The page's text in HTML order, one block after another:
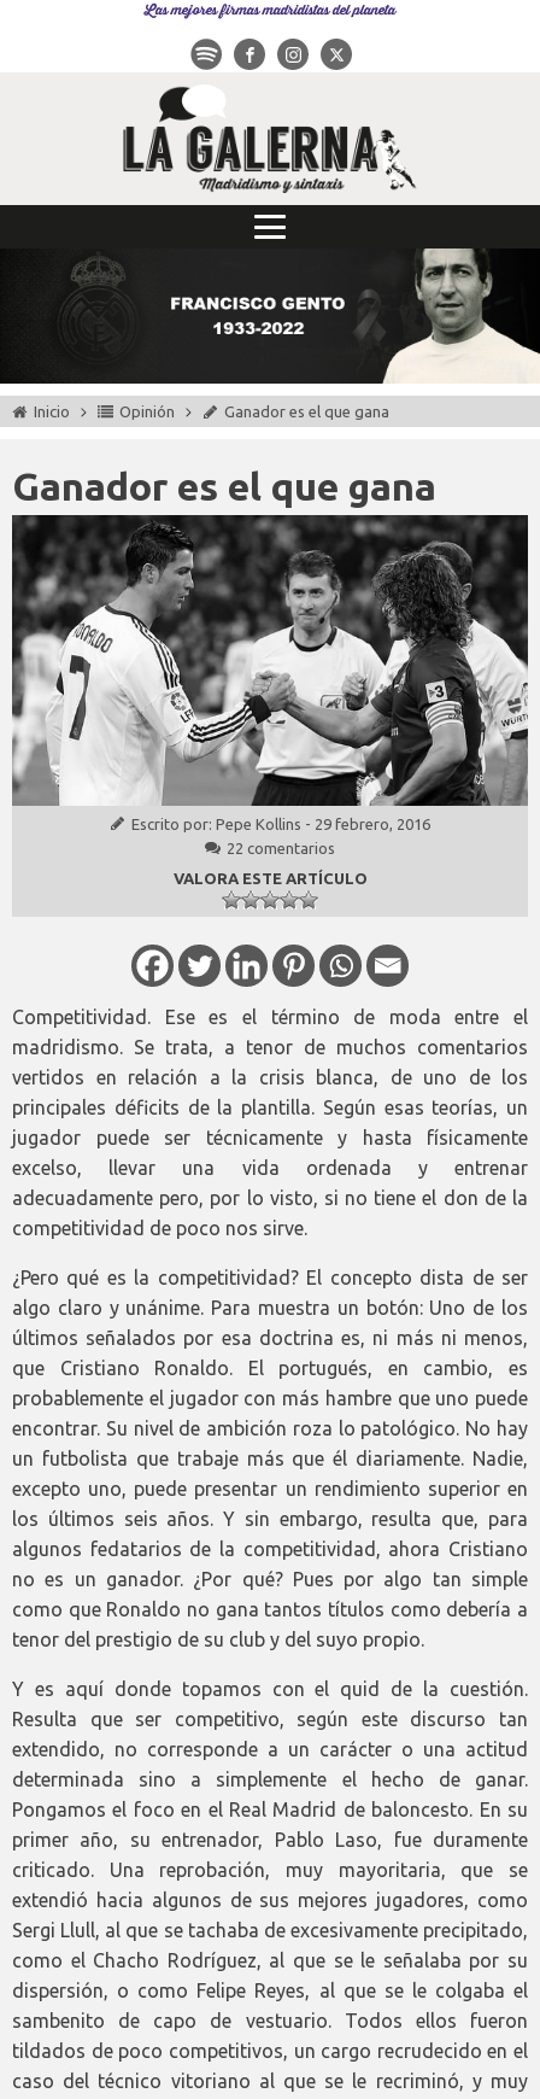
Las mejores firmas madridistas del planeta
Inicio Opinión Ganador es el que gana
Ganador es el que gana
Escrito por: Pepe Kollins - 29 febrero, 2016
22 comentarios
VALORA ESTE ARTÍCULO
Competitividad. Ese es el término de moda entre el
madridismo. Se trata, a tenor de muchos comentarios
vertidos en relación a la crisis blanca, de uno de los
principales déficits de la plantilla. Según esas teorías, un
jugador puede ser técnicamente y hasta físicamente
excelso, llevar una vida ordenada y entrenar
adecuadamente pero, por lo visto, si no tiene el don de la
competitividad de poco nos sirve.
¿Pero qué es la competitividad? El concepto dista de ser
algo claro y unánime. Para muestra un botón: Uno de los
últimos señalados por esa doctrina es, ni más ni menos,
que Cristiano Ronaldo. El portugués, en cambio, es
probablemente el jugador con más hambre que uno puede
encontrar. Su nivel de ambición roza lo patológico. No hay
un futbolista que trabaje más que él diariamente. Nadie,
excepto uno, puede presentar un rendimiento superior en
los últimos seis años. Y sin embargo, resulta que, para
algunos fedatarios de la competitividad, ahora Cristiano
no es un ganador. ¿Por qué? Pues por algo tan simple
como que Ronaldo no gana tantos títulos como debería a
tenor del prestigio de su club y del suyo propio.
Y es aquí donde topamos con el quid de la cuestión.
Resulta que ser competitivo, según este discurso tan
extendido, no corresponde a un carácter o una actitud
determinada sino a simplemente el hecho de ganar.
Pongamos el foco en el Real Madrid de baloncesto. En su
primer año, su entrenador, Pablo Laso, fue duramente
criticado. Una reprobación, muy mayoritaria, que se
extendió hacia algunos de sus mejores jugadores, como
Sergi Llull, al que se tachaba de excesivamente precipitado,
como el Chacho Rodríguez, al que se le señalaba por su
dispersión, o como Felipe Reyes, al que se le colgaba el
sambenito de capo de vestuario. Todos ellos fueron
tildados de poco competitivos, un cargo recrudecido en el
caso del técnico vitoriano al que se le recriminó, y muy